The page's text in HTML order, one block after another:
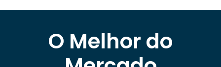
O Melhor do